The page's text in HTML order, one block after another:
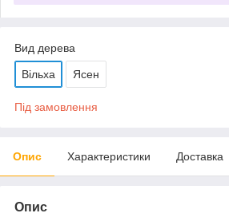
Вид дерева
Вільха Ясен
Під замовлення
Опис Характеристики Доставка
Опис